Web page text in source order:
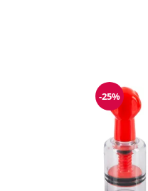
-25%